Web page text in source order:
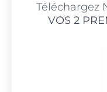
Téléchargez
VOS 2